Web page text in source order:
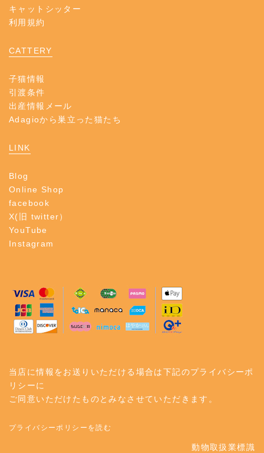
キャットシッター
利用規約
CATTERY
子猫情報
引渡条件
出産情報メール
Adagioから巣立った猫たち
LINK
Blog
Online Shop
facebook
X(旧 twitter）
YouTube
Instagram
当店に情報をお送りいただける場合は下記のプライバシーポ
リシーに
ご同意いただけたものとみなさせていただきます。
プライバシーポリシーを読む
動物取扱業標識